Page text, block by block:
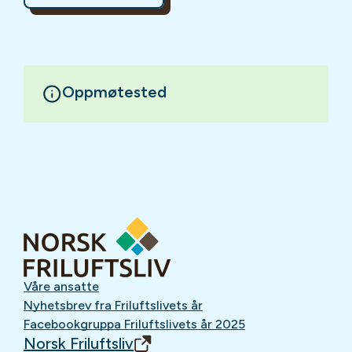
Oppmøtested
Våre ansatte
Nyhetsbrev fra Friluftslivets år
Facebookgruppa Friluftslivets år 2025
Norsk Friluftsliv